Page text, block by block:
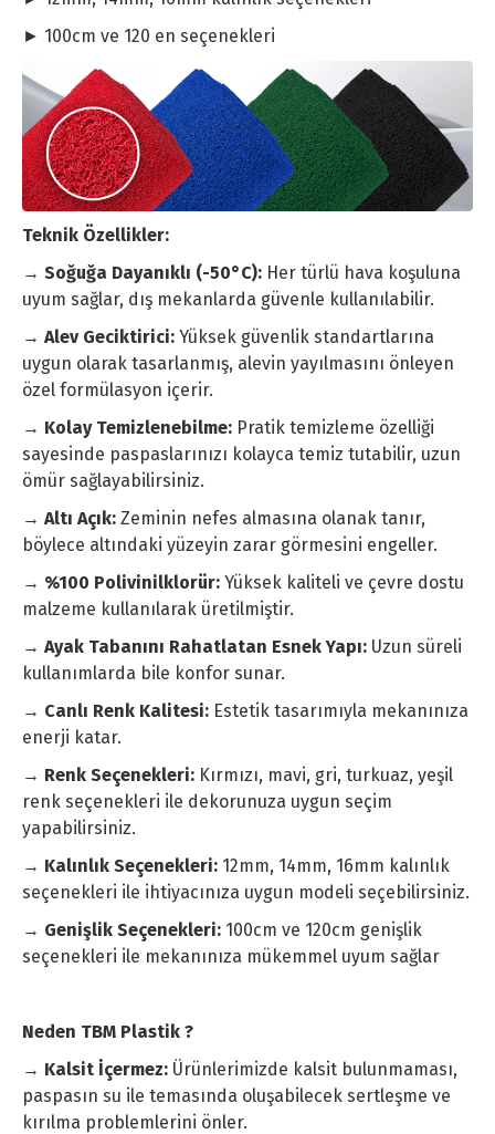
► 100cm ve 120 en seçenekleri
Teknik Özellikler:
→ Soğuğa Dayanıklı (-50°C): Her türlü hava koşuluna
uyum sağlar, dış mekanlarda güvenle kullanılabilir.
→ Alev Geciktirici: Yüksek güvenlik standartlarına
uygun olarak tasarlanmış, alevin yayılmasını önleyen
özel formülasyon içerir.
→ Kolay Temizlenebilme: Pratik temizleme özelliği
sayesinde paspaslarınızı kolayca temiz tutabilir, uzun
ömür sağlayabilirsiniz.
→ Altı Açık: Zeminin nefes almasına olanak tanır,
böylece altındaki yüzeyin zarar görmesini engeller.
→ %100 Polivinilklorür: Yüksek kaliteli ve çevre dostu
malzeme kullanılarak üretilmiştir.
→ Ayak Tabanını Rahatlatan Esnek Yapı: Uzun süreli
kullanımlarda bile konfor sunar.
→ Canlı Renk Kalitesi: Estetik tasarımıyla mekanınıza
enerji katar.
→ Renk Seçenekleri: Kırmızı, mavi, gri, turkuaz, yeşil
renk seçenekleri ile dekorunuza uygun seçim
yapabilirsiniz.
→ Kalınlık Seçenekleri: 12mm, 14mm, 16mm kalınlık
seçenekleri ile ihtiyacınıza uygun modeli seçebilirsiniz.
→ Genişlik Seçenekleri: 100cm ve 120cm genişlik
seçenekleri ile mekanınıza mükemmel uyum sağlar
Neden TBM Plastik ?
→ Kalsit İçermez: Ürünlerimizde kalsit bulunmaması,
paspasın su ile temasında oluşabilecek sertleşme ve
kırılma problemlerini önler.